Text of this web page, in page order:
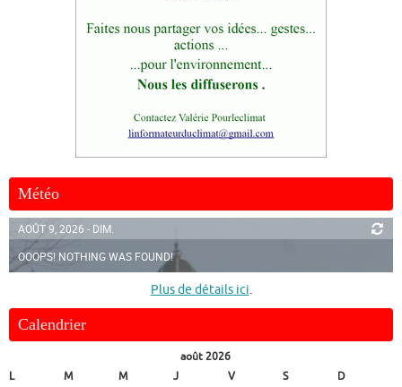
Météo
AOÛT 9, 2026 - DIM.
OOOPS! NOTHING WAS FOUND!
Plus de détails ici.
Calendrier
août 2026
L
M M J V S D